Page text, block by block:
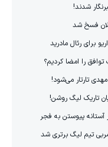
شدند!
فسخ شد
برای رئال مادرید
را امضا کردیم؟
تارتار می‌شود!
تاریک لیگ روشن!
پیوستن به فجر
تیم لیگ برتری شد